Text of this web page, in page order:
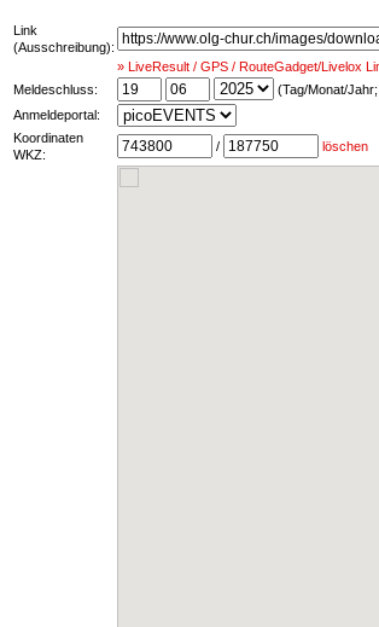
Link
(Ausschreibung):
» LiveResult / GPS / RouteGadget/Livelox
Meldeschluss:
(Tag/Monat/
Anmeldeportal:
Koordinaten
WKZ:
/ löschen